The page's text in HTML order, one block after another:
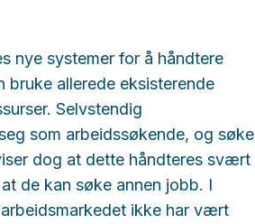
nye systemer for å håndtere
allerede eksisterende
Selvstendig
som arbeidssøkende, og søke
dog at dette håndteres svært
de kan søke annen jobb. I
ikke har vært